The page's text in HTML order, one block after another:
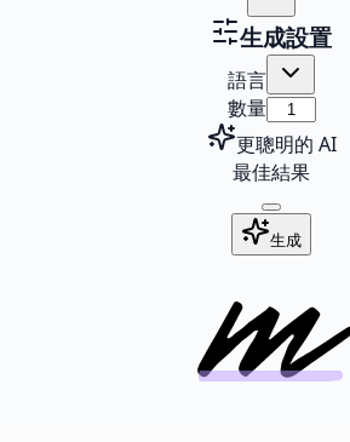
生成設置
語言
數量
更聰明的 AI
最佳結果
生成